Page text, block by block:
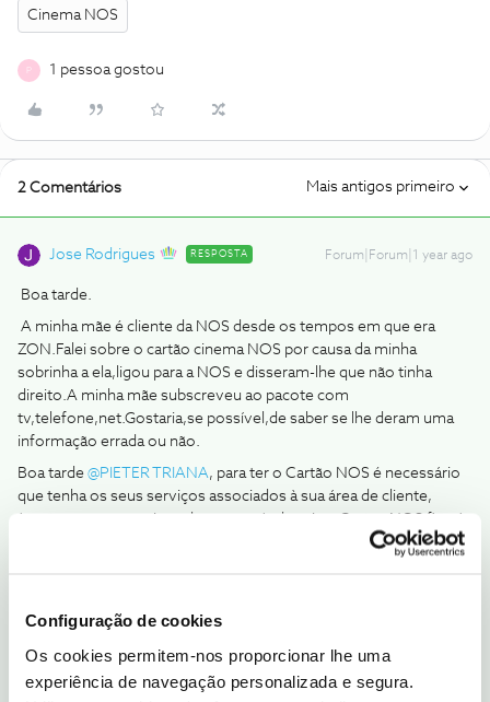
Configuração de cookies
Os cookies permitem-nos proporcionar lhe uma
experiência de navegação personalizada e segura.
Cinema NOS
1 pessoa gostou
2 Comentários Mais antigos primeiro
Jose Rodrigues RESPOSTA Forum|Forum|1 year ago
Boa tarde.
A minha mãe é cliente da NOS desde os tempos em que era
ZON.Falei sobre o cartão cinema NOS por causa da minha
sobrinha a ela,ligou para a NOS e disseram-lhe que não tinha
direito.A minha mãe subscreveu ao pacote com
tv,telefone,net.Gostaria,se possível,de saber se lhe deram uma
informação errada ou não.
Boa tarde @PIETER TRIANA, para ter o Cartão NOS é necessário
que tenha os seus serviços associados à sua área de cliente,
P 2 pessoas gostaram